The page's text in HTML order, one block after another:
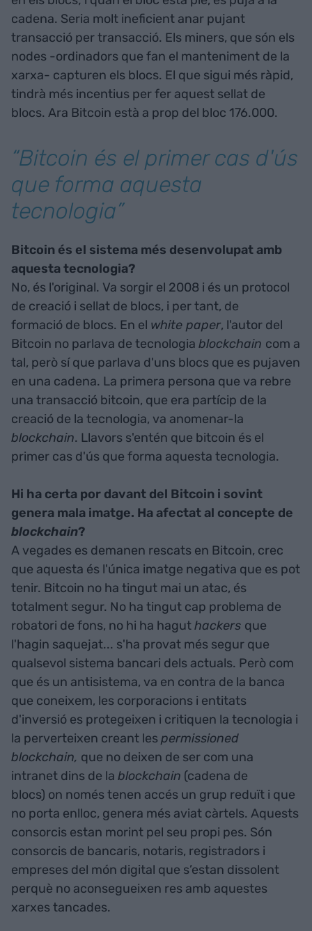
cadena. Seria molt ineficient anar pujant
transacció per transacció. Els miners, que són els
nodes -ordinadors que fan el manteniment de la
xarxa- capturen els blocs. El que sigui més ràpid,
tindrà més incentius per fer aquest sellat de
blocs. Ara Bitcoin està a prop del bloc 176.000.
“Bitcoin és el primer cas d'ús
que forma aquesta
tecnologia”
Bitcoin és el sistema més desenvolupat amb
aquesta tecnologia?
No, és l'original. Va sorgir el 2008 i és un protocol
de creació i sellat de blocs, i per tant, de
formació de blocs. En el white paper, l'autor del
Bitcoin no parlava de tecnologia blockchain com a
tal, però sí que parlava d'uns blocs que es pujaven
en una cadena. La primera persona que va rebre
una transacció bitcoin, que era partícip de la
creació de la tecnologia, va anomenar-la
blockchain. Llavors s'entén que bitcoin és el
primer cas d'ús que forma aquesta tecnologia.
Hi ha certa por davant del Bitcoin i sovint
genera mala imatge. Ha afectat al concepte de
blockchain?
A vegades es demanen rescats en Bitcoin, crec
que aquesta és l'única imatge negativa que es pot
tenir. Bitcoin no ha tingut mai un atac, és
totalment segur. No ha tingut cap problema de
robatori de fons, no hi ha haguthackers que
l'hagin saquejat... s'ha provat més segur que
qualsevol sistema bancari dels actuals. Però com
que és un antisistema, va en contra de la banca
que coneixem, les corporacions i entitats
d'inversió es protegeixen i critiquen la tecnologia i
la perverteixen creant lespermissioned
blockchain, que no deixen de ser com una
intranet dins de la blockchain (cadena de
blocs) on només tenen accés un grup reduït i que
no porta enlloc, genera més aviat càrtels. Aquests
consorcis estan morint pel seu propi pes. Són
consorcis de bancaris, notaris, registradors i
empreses del món digital que s’estan dissolent
perquè no aconsegueixen res amb aquestes
xarxes tancades.